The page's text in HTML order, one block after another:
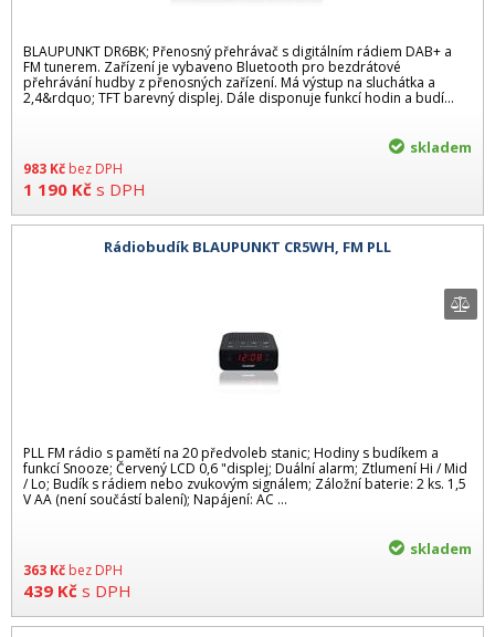
BLAUPUNKT DR6BK; Přenosný přehrávač s digitálním rádiem DAB+ a
FM tunerem. Zařízení je vybaveno Bluetooth pro bezdrátové
přehrávání hudby z přenosných zařízení. Má výstup na sluchátka a
2,4&rdquo; TFT barevný displej. Dále disponuje funkcí hodin a budí...
983 Kč bez DPH
1 190 Kč s DPH
skladem
Rádiobudík BLAUPUNKT CR5WH, FM PLL
PLL FM rádio s pamětí na 20 předvoleb stanic; Hodiny s budíkem a
funkcí Snooze; Červený LCD 0,6 "displej; Duální alarm; Ztlumení Hi / Mid
/ Lo; Budík s rádiem nebo zvukovým signálem; Záložní baterie: 2 ks. 1,5
V AA (není součástí balení); Napájení: AC ...
363 Kč bez DPH
439 Kč s DPH
skladem